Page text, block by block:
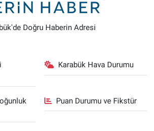
Doğru Haberin Adresi
Karabük Hava Durumu
Puan Durumu ve Fikstür